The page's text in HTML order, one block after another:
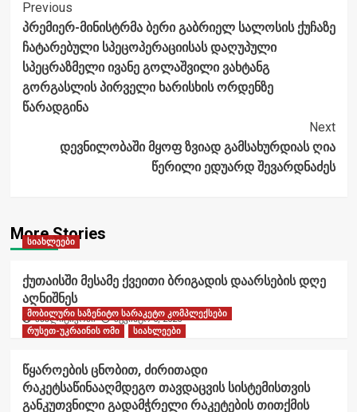
Post
Navigation
Previous
პრემიერ-მინისტრმა ბერი გაბრიელ სალოსის ქუჩაზე
ჩატარებული სპეცოპერაციისას დაღუპული
სპეცრაზმელი ივანე გოლაშვილი ვახტანგ
გორგასლის პირველი ხარისხის ორდენზე
წარადგინა
Next
დევნილობაში მყოფ ზვიად გამსახურდიას ღია
წერილი ედუარდ შევარდნაძეს
More Stories
სიახლეები
ქუთაისში მესამე ქვეითი ბრიგადის დაარსების დღე
აღნიშნეს
ანალიტიკოსი აგვისტო 6, 2026
მობილური საზენიტო სარაკეტო კომპლექსები
რუსეთ-უკრაინის ომი
სიახლეები
წყაროების ცნობით, ძირითადი
რაკეტსაწინააღმდეგო თავდაცვის სისტემისთვის
განკუთვნილი გადამჭრელი რაკეტების თითქმის